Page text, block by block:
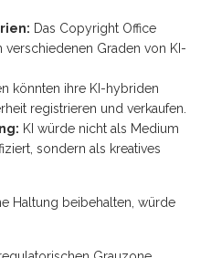
Das Copyright Office
Graden von KI-
könnten ihre KI-hybriden
registrieren und verkaufen.
KI würde nicht als Medium
sondern als kreatives
Haltung beibehalten, würde